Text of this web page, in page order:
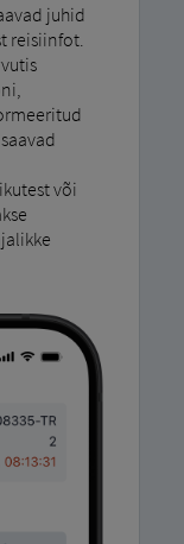
juhid
reisiinfot.
või